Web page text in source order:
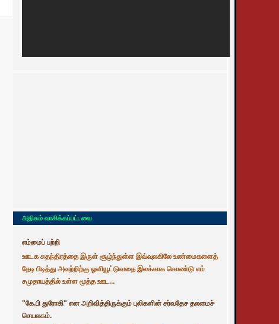
அதிகம் வாசிக்கப்பட்டவை
எம்மைப் பற்றி
ஊடக சுதந்திரத்தை இருள் சூழ்ந்துள்ள இவ்வுலகிலே உண்மைகளைத்
தேடி பிடித்து அவற்றிற்கு ஓளியூட்டுவதை இலக்காக கொண்டு எம்
சமுதாயத்தில் உள்ள மூத்த ஊட...
"கே.பி துரோகி" என அறிவித்திருக்கும் புலிகளின் சர்வதேச தலமைச்
செயலகம்.